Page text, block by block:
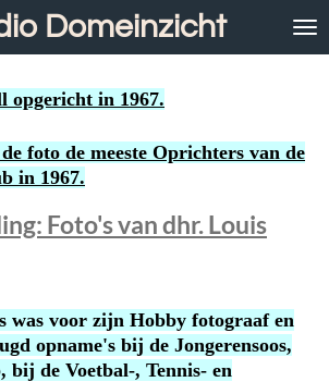
Domeinzicht
opgericht in 1967.
foto de meeste Oprichters van de
in 1967.
Foto's van dhr. Louis
was voor zijn Hobby fotograaf en
opname's bij de Jongerensoos,
bij de Voetbal-, Tennis- en